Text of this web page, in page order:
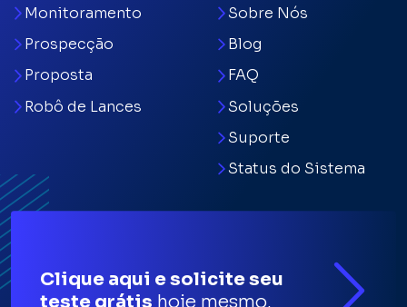
Monitoramento
Prospecção
Proposta
Robô de Lances
Sobre Nós
Blog
FAQ
Soluções
Suporte
Status do Sistema
Clique aqui e solicite seu
teste grátis hoje mesmo.